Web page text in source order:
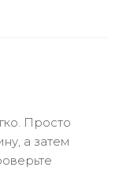
Просто
а затем